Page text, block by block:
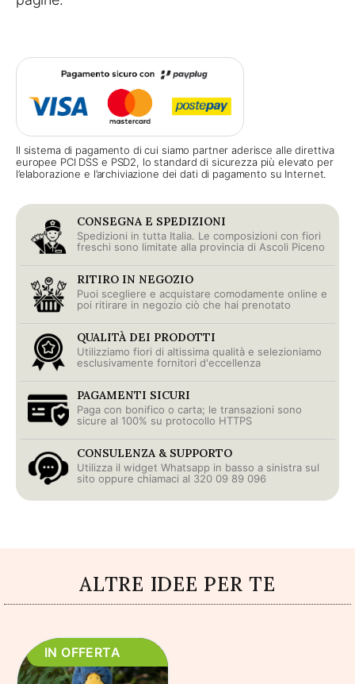
Il sistema di pagamento di cui siamo partner aderisce alle direttiva
europee PCI DSS e PSD2, lo standard di sicurezza più elevato per
l’elaborazione e l’archiviazione dei dati di pagamento su Internet.
CONSEGNA E SPEDIZIONI
Spedizioni in tutta Italia. Le composizioni con fiori
freschi sono limitate alla provincia di Ascoli Piceno
RITIRO IN NEGOZIO
Puoi scegliere e acquistare comodamente online e
poi ritirare in negozio ciò che hai prenotato
QUALITÀ DEI PRODOTTI
Utilizziamo fiori di altissima qualità e selezioniamo
esclusivamente fornitori d'eccellenza
PAGAMENTI SICURI
Paga con bonifico o carta; le transazioni sono
sicure al 100% su protocollo HTTPS
CONSULENZA & SUPPORTO
Utilizza il widget Whatsapp in basso a sinistra sul
sito oppure chiamaci al 320 09 89 096
ALTRE IDEE PER TE
IN OFFERTA